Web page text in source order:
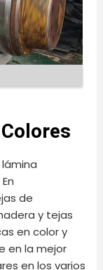
de
y tejas
en color y
en la mejor
en los varios